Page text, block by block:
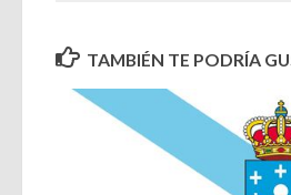
TAMBIÉN TE PODRÍA